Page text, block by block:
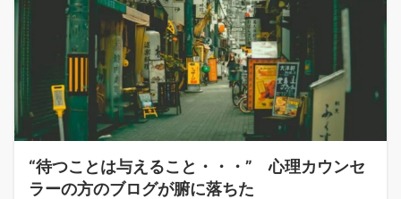
“待つことは与えること・・・” 心理カウンセ
ラーの方のブログが腑に落ちた